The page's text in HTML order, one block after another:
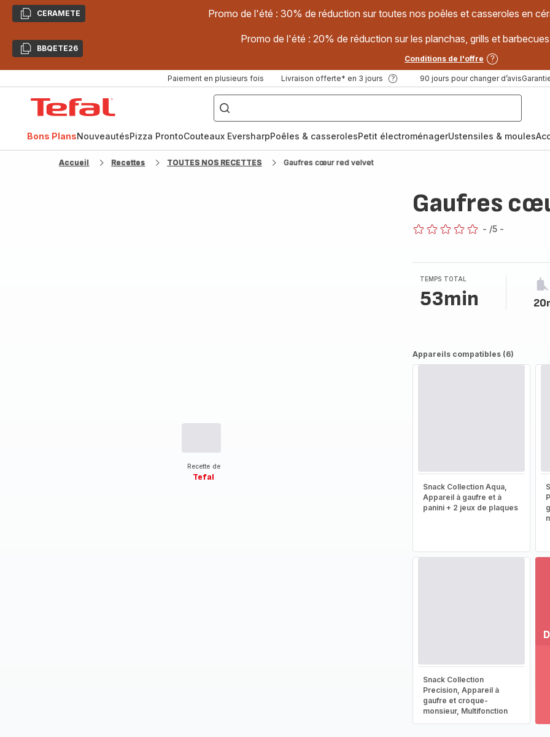
CopierCERAMETE Promo de l'été : 30% de réduction sur toutes nos poêles et casseroles en
CopierBBQETE26
Promo de l'été : 20% de réduction sur les planchas, grills et
Conditions de l'offre
Paiement en plusieurs fois Livraison offerte* en 3 jours 90 jours pour changer d’avis
["Poêles
inox,
Cake
Factory,
Bons PlansNouveautésPizza ProntoCouteaux EversharpPoêles & casserolesPetit électroménagerUstensiles & moules
Accueil Recettes TOUTES NOS RECETTES Gaufres cœur red velvet
Recette de
Tefal
Gaufres
- /5 -
TEMPS TOTAL
53min
Appareils compatibles (6)
Snack Collection Aqua,
Appareil à gaufre et à
panini + 2 jeux de plaques
Snack Collection
Precision, Appareil à
gaufre et croque-
monsieur, Multifonction